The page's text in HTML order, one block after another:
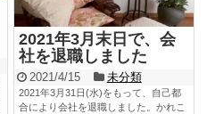
2021年3月末日で、会
社を退職しました
2021/4/15 未分類
2021年3月31日(水)をもって、自己都
合により会社を退職しました。かれこ